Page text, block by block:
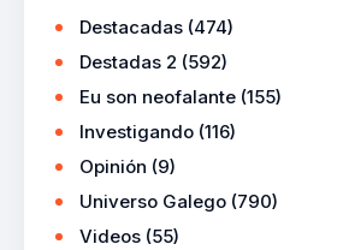
Destacadas (474)
Destadas 2 (592)
Eu son neofalante (155)
Investigando (116)
Opinión (9)
Universo Galego (790)
Videos (55)